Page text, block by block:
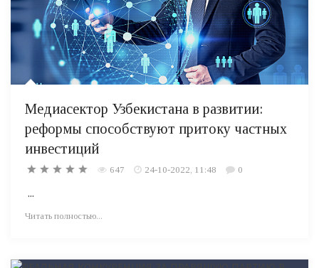
Медиасектор Узбекистана в развитии:
реформы способствуют притоку частных
инвестиций
647 24-10-2022, 11:48 0
...
Читать полностью...